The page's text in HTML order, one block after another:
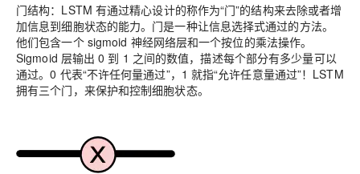
门结构：LSTM 有通过精心设计的称作为“门”的结构来去除或者增
加信息到细胞状态的能力。门是一种让信息选择式通过的方法。
他们包含一个 sigmoid 神经网络层和一个按位的乘法操作。
Sigmoid 层输出 0 到 1 之间的数值，描述每个部分有多少量可以
通过。0 代表“不许任何量通过”，1 就指“允许任意量通过”！LSTM
拥有三个门，来保护和控制细胞状态。